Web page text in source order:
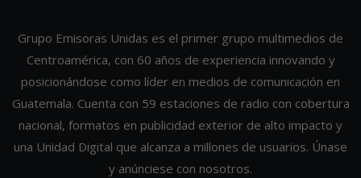
Grupo Emisoras Unidas es el primer grupo multimedios de
Centroamérica, con 60 años de experiencia innovando y
posicionándose como líder en medios de comunicación en
Guatemala. Cuenta con 59 estaciones de radio con cobertura
nacional, formatos en publicidad exterior de alto impacto y
una Unidad Digital que alcanza a millones de usuarios. Únase
y anúnciese con nosotros.